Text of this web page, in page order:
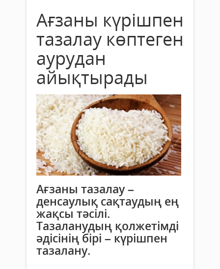
Ағзаны күрішпен
тазалау көптеген
аурудан
айықтырады
Ағзаны тазалау –
денсаулық сақтаудың ең
жақсы тәсілі.
Тазаланудың қолжетімді
әдісінің бірі – күрішпен
тазалану.